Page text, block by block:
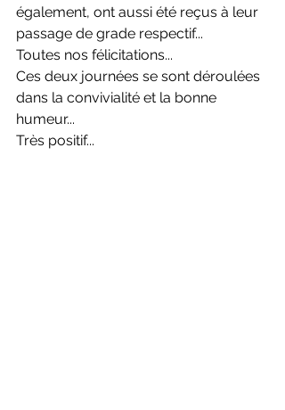
également, ont aussi été reçus à leur
passage de grade respectif...
Toutes nos félicitations...
Ces deux journées se sont déroulées
dans la convivialité et la bonne
humeur...
Très positif...